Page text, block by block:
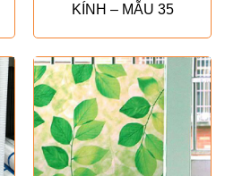
KÍNH – MẪU 35